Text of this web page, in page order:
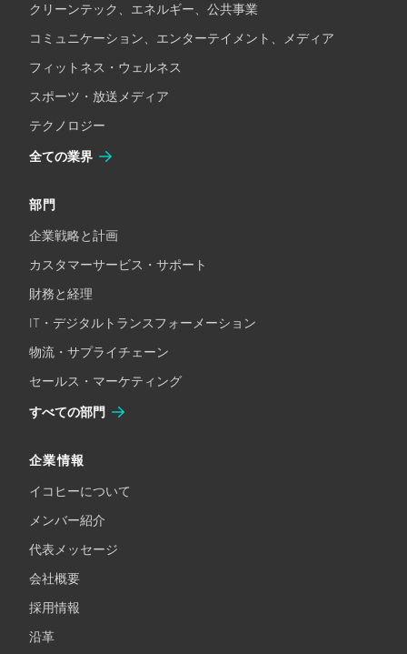
クリーンテック、エネルギー、公共事業
コミュニケーション、エンターテイメント、メディア
フィットネス・ウェルネス
スポーツ・放送メディア
テクノロジー
全ての業界
部門
企業戦略と計画
カスタマーサービス・サポート
財務と経理
IT・デジタルトランスフォーメーション
物流・サプライチェーン
セールス・マーケティング
すべての部門
企業情報
イコヒーについて
メンバー紹介
代表メッセージ
会社概要
採用情報
沿革